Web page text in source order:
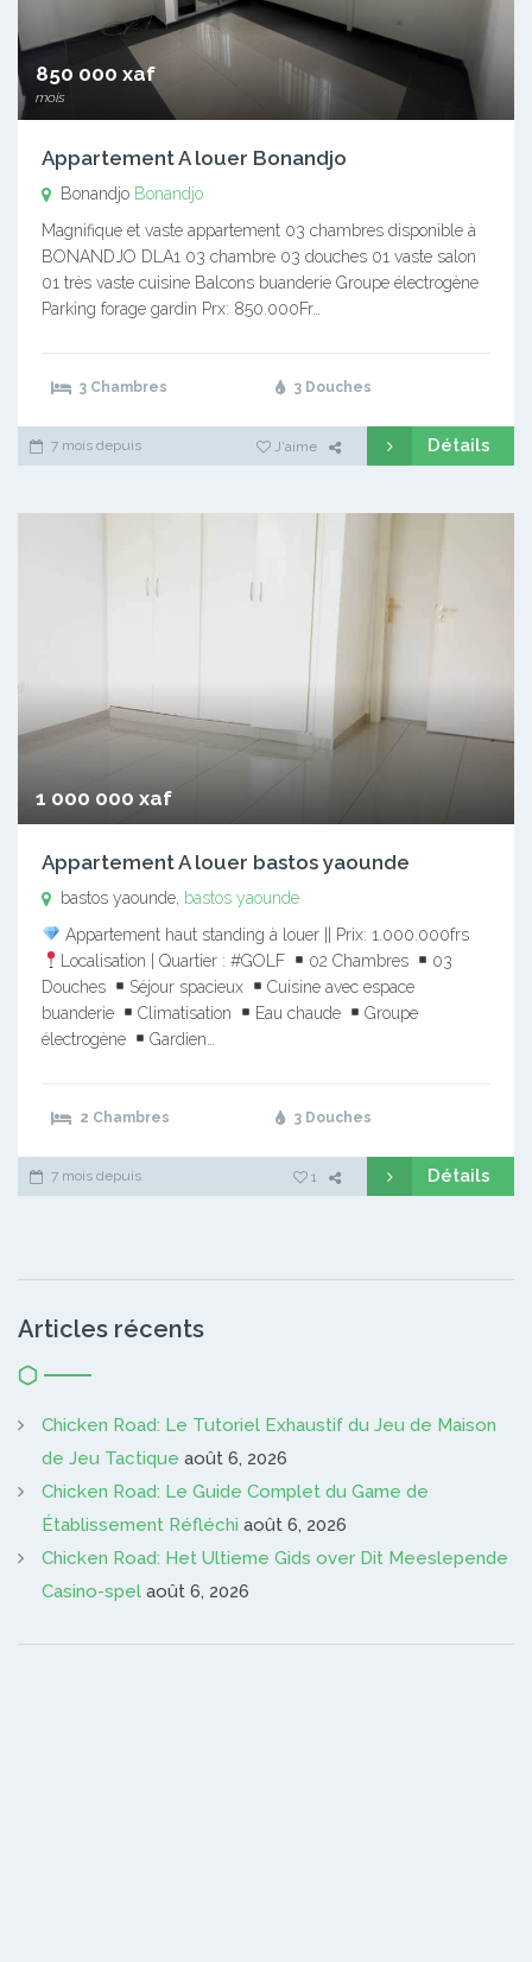
850 000 xaf
mois
Appartement A louer Bonandjo
Bonandjo Bonandjo
Magnifique et vaste appartement 03 chambres disponible à
BONANDJO DLA1 03 chambre 03 douches 01 vaste salon
01 très vaste cuisine Balcons buanderie Groupe électrogène
Parking forage gardin Prx: 850.000Fr…
3 Chambres 3 Douches
7 mois depuis J'aime Détails
1 000 000 xaf
Appartement A louer bastos yaounde
bastos yaounde, bastos yaounde
Appartement haut standing à louer || Prix: 1.000.000frs
Localisation | Quartier : #GOLF
02 Chambres
03
Douches
Séjour spacieux
Cuisine avec espace
buanderie
Climatisation Eau chaude
Groupe
électrogène
Gardien…
2 Chambres 3 Douches
7 mois depuis 1 Détails
Articles récents
Chicken Road: Le Tutoriel Exhaustif du Jeu de Maison
de Jeu Tactique août 6, 2026
Chicken Road: Le Guide Complet du Game de
Établissement Réfléchi août 6, 2026
Chicken Road: Het Ultieme Gids over Dit Meeslepende
Casino-spel août 6, 2026